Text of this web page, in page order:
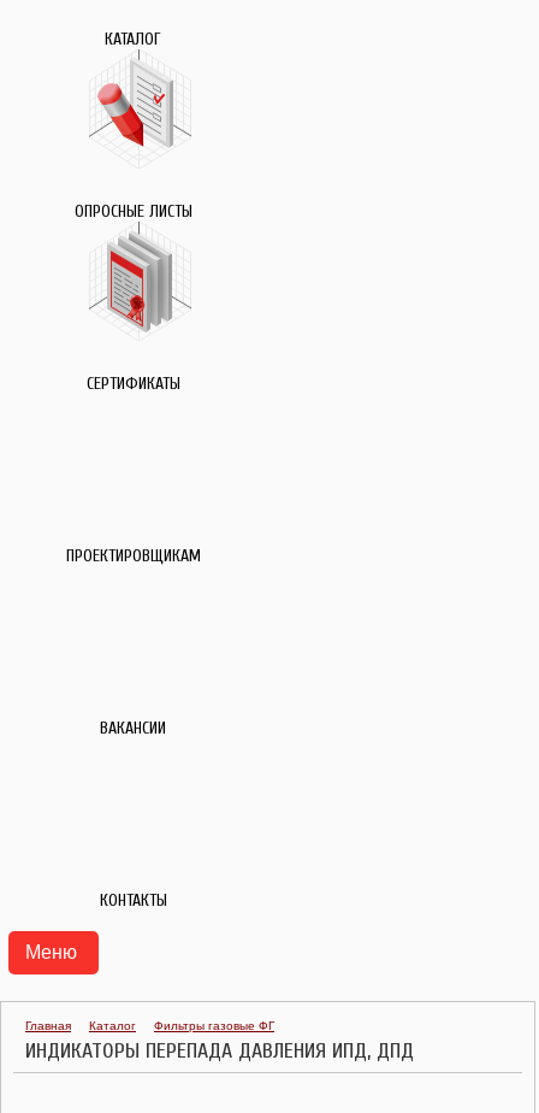
КАТАЛОГ
ОПРОСНЫЕ ЛИСТЫ
СЕРТИФИКАТЫ
ПРОЕКТИРОВЩИКАМ
ВАКАНСИИ
КОНТАКТЫ
Меню
ПУНКТЫ ГАЗОРЕГУЛЯТОРНЫЕ БЛОЧНЫЕ ПГБ
Главная Каталог Фильтры газовые ФГ
ИНДИКАТОРЫ ПЕРЕПАДА ДАВЛЕНИЯ ИПД, ДПД